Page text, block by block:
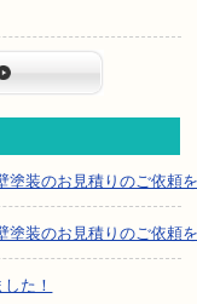
塗装のお見積りのご依頼
塗装のお見積りのご依頼
た！